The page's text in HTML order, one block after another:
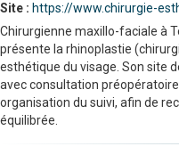
Site : https://www.chirurgie-
Chirurgienne maxillo-faciale à
présente la rhinoplastie
esthétique du visage. Son site
avec consultation
organisation du suivi, afin de
équilibrée.